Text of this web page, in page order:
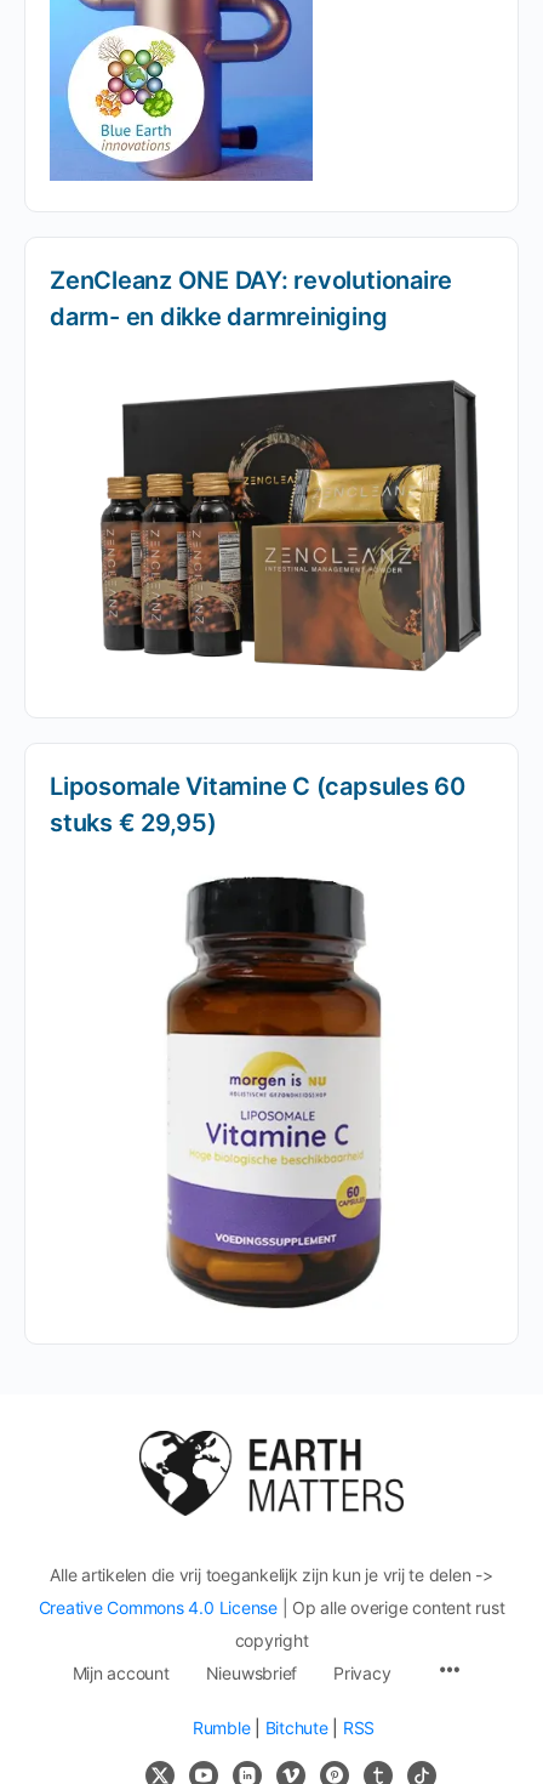
ZenCleanz ONE DAY: revolutionaire
darm- en dikke darmreiniging
Liposomale Vitamine C (capsules 60
stuks € 29,95)
Alle artikelen die vrij toegankelijk zijn kun je vrij te delen ->
Creative Commons 4.0 License| Op alle overige content rust
copyright
Mijn account
Nieuwsbrief Privacy
Rumble| Bitchute| RSS